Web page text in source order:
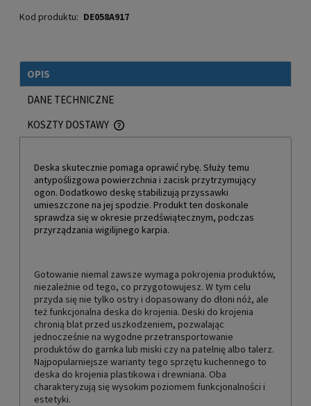
Kod produktu: DE058A917
OPIS
DANE TECHNICZNE
KOSZTY DOSTAWY
CENA NIE ZAWIERA EWENTUALNYCH KOSZTÓW PŁATNOŚCI
Deska skutecznie pomaga oprawić rybę. Służy temu
antypoślizgowa powierzchnia i zacisk przytrzymujący
ogon. Dodatkowo deskę stabilizują przyssawki
umieszczone na jej spodzie. Produkt ten doskonale
sprawdza się w okresie przedświątecznym, podczas
przyrządzania wigilijnego karpia.
Gotowanie niemal zawsze wymaga pokrojenia produktów,
niezależnie od tego, co przygotowujesz. W tym celu
przyda się nie tylko ostry i dopasowany do dłoni nóż, ale
też funkcjonalna deska do krojenia. Deski do krojenia
chronią blat przed uszkodzeniem, pozwalając
jednocześnie na wygodne przetransportowanie
produktów do garnka lub miski czy na patelnię albo talerz.
Najpopularniejsze warianty tego sprzętu kuchennego to
deska do krojenia plastikowa i drewniana. Oba
charakteryzują się wysokim poziomem funkcjonalności i
estetyki.